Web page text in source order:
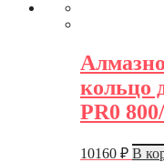
кольцо
PR0
10160 ₽ В